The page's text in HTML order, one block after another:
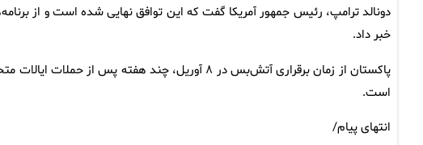
دونالد ترامپ، رئیس جمهور آمریکا گفت که این توافق نهایی شده است و از
خبر داد.
است.
انتهای پیام/